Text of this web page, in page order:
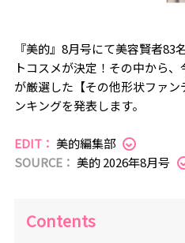
『美的』8月号にて美容賢者83
トコスメが決定！その中から
が厳選した【その他形状ファ
ンキングを発表します。
EDIT： 美的編集部
SOURCE： 美的 2026年8月号
Contents